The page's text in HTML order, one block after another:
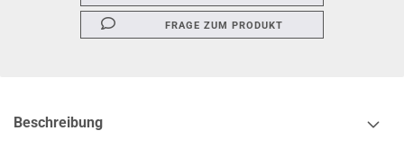
FRAGE ZUM PRODUKT
Beschreibung